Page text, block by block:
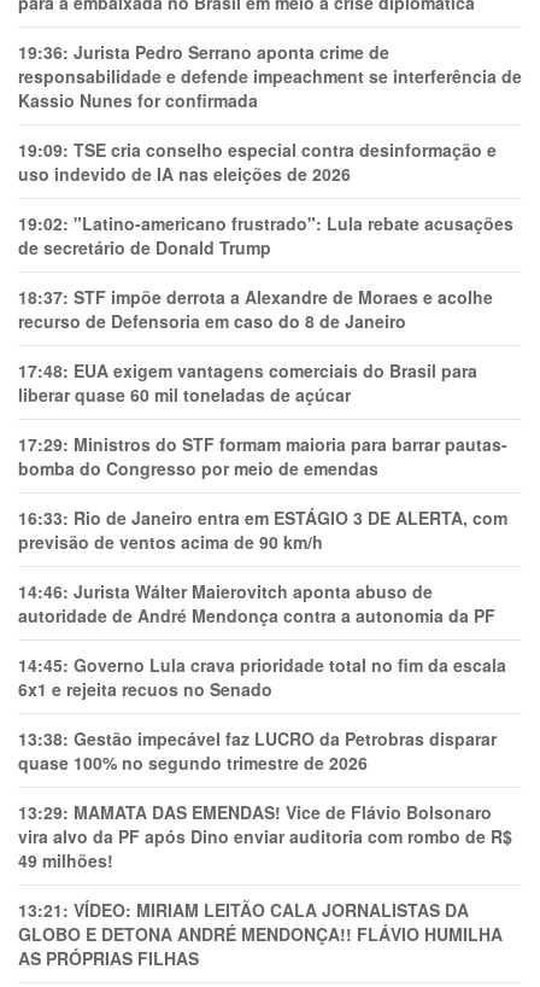
19:36: Jurista Pedro Serrano aponta crime de
responsabilidade e defende impeachment se interferência de
Kassio Nunes for confirmada
19:09: TSE cria conselho especial contra desinformação e
uso indevido de IA nas eleições de 2026
19:02: "Latino-americano frustrado": Lula rebate acusações
de secretário de Donald Trump
18:37: STF impõe derrota a Alexandre de Moraes e acolhe
recurso de Defensoria em caso do 8 de Janeiro
17:48: EUA exigem vantagens comerciais do Brasil para
liberar quase 60 mil toneladas de açúcar
17:29: Ministros do STF formam maioria para barrar pautas-
bomba do Congresso por meio de emendas
16:33: Rio de Janeiro entra em ESTÁGIO 3 DE ALERTA, com
previsão de ventos acima de 90 km/h
14:46: Jurista Wálter Maierovitch aponta abuso de
autoridade de André Mendonça contra a autonomia da PF
14:45: Governo Lula crava prioridade total no fim da escala
6x1 e rejeita recuos no Senado
13:38: Gestão impecável faz LUCRO da Petrobras disparar
quase 100% no segundo trimestre de 2026
13:29: MAMATA DAS EMENDAS! Vice de Flávio Bolsonaro
vira alvo da PF após Dino enviar auditoria com rombo de R$
49 milhões!
13:21: VÍDEO: MIRIAM LEITÃO CALA JORNALISTAS DA
GLOBO E DETONA ANDRÉ MENDONÇA!! FLÁVIO HUMILHA
AS PRÓPRIAS FILHAS